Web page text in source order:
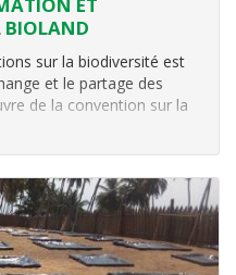
ET
BIOLAND
sur la biodiversité est
et le partage des
de la convention sur la
pour la biodiversité